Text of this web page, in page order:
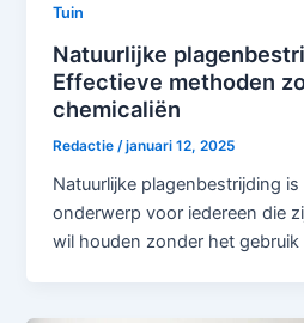
Tuin
Natuurlijke
Effectieve methoden
chemicaliën
Redactie /januari 12, 2025
Natuurlijke plagenbestrijding
onderwerp voor iedereen die
wil houden zonder het